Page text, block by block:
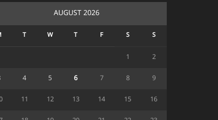
AUGUST 2026
T W T F S S
1 2
4 5 6 7 8 9
11 12 13 14 15 16